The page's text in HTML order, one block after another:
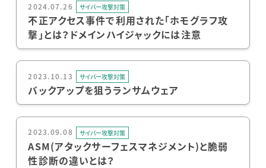
2024.07.26 サイバー攻撃対策
不正アクセス事件で利用された「ホモグラフ攻
撃」とは？ドメインハイジャックには注意
2023.10.13 サイバー攻撃対策
バックアップを狙うランサムウェア
2023.09.08 サイバー攻撃対策
ASM(アタックサーフェスマネジメント)と脆弱
性診断の違いとは？